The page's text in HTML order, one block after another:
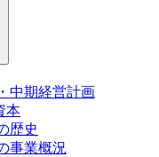
中期経営計画
本
歴史
事業概況